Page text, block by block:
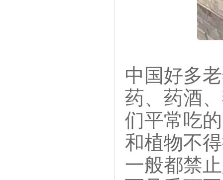
中国好多
药、药酒
们平常吃
和植物不
一般都禁